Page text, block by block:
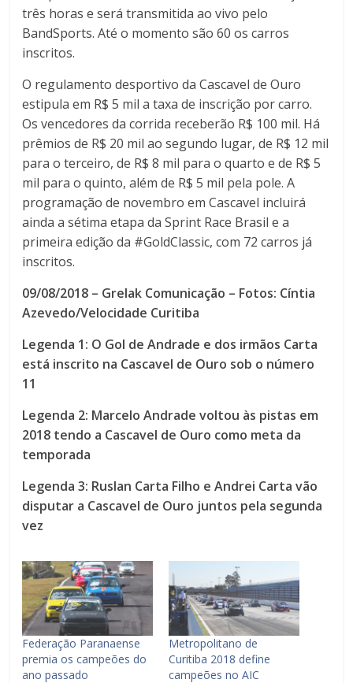
três horas e será transmitida ao vivo pelo
BandSports. Até o momento são 60 os carros
inscritos.
O regulamento desportivo da Cascavel de Ouro
estipula em R$ 5 mil a taxa de inscrição por carro.
Os vencedores da corrida receberão R$ 100 mil. Há
prêmios de R$ 20 mil ao segundo lugar, de R$ 12 mil
para o terceiro, de R$ 8 mil para o quarto e de R$ 5
mil para o quinto, além de R$ 5 mil pela pole. A
programação de novembro em Cascavel incluirá
ainda a sétima etapa da Sprint Race Brasil e a
primeira edição da #GoldClassic, com 72 carros já
inscritos.
09/08/2018 – Grelak Comunicação – Fotos: Cíntia
Azevedo/Velocidade Curitiba
Legenda 1: O Gol de Andrade e dos irmãos Carta
está inscrito na Cascavel de Ouro sob o número
11
Legenda 2: Marcelo Andrade voltou às pistas em
2018 tendo a Cascavel de Ouro como meta da
temporada
Legenda 3: Ruslan Carta Filho e Andrei Carta vão
disputar a Cascavel de Ouro juntos pela segunda
vez
Federação Paranaense
premia os campeões do
ano passado
Metropolitano de
Curitiba 2018 define
campeões no AIC